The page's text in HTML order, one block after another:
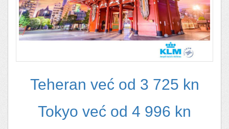
Teheran već od 3 725 kn
Tokyo već od 4 996 kn